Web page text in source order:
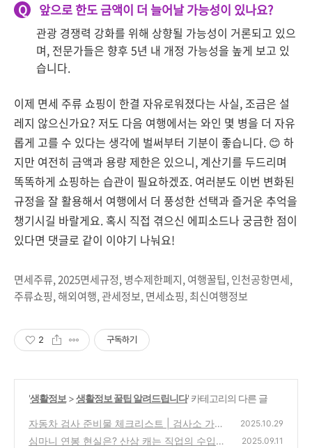
Q 앞으로 한도 금액이 더 늘어날 가능성이 있나요?
관광 경쟁력 강화를 위해 상향될 가능성이 거론되고 있으
며, 전문가들은 향후 5년 내 개정 가능성을 높게 보고 있
습니다.
이제 면세 주류 쇼핑이 한결 자유로워졌다는 사실, 조금은 설
레지 않으신가요? 저도 다음 여행에서는 와인 몇 병을 더 자유
롭게 고를 수 있다는 생각에 벌써부터 기분이 좋습니다. 😊 하
지만 여전히 금액과 용량 제한은 있으니, 계산기를 두드리며
똑똑하게 쇼핑하는 습관이 필요하겠죠. 여러분도 이번 변화된
규정을 잘 활용해서 여행에서 더 풍성한 선택과 즐거운 추억을
챙기시길 바랄게요. 혹시 직접 겪으신 에피소드나 궁금한 점이
있다면 댓글로 같이 이야기 나눠요!
면세주류, 2025면세규정, 병수제한폐지, 여행꿀팁, 인천공항면세,
주류쇼핑, 해외여행, 관세정보, 면세쇼핑, 최신여행정보
2 구독하기
'생활정보 >생활정보 꿀팁 알려드립니다' 카테고리의 다른 글
자동차 검사 준비물 체크리스트 | 검사소 가기
전 필수 확인!
(0)
2025.10.29
심마니 연봉 현실은? 산삼 캐는 직업의 수입과
2025.09.11